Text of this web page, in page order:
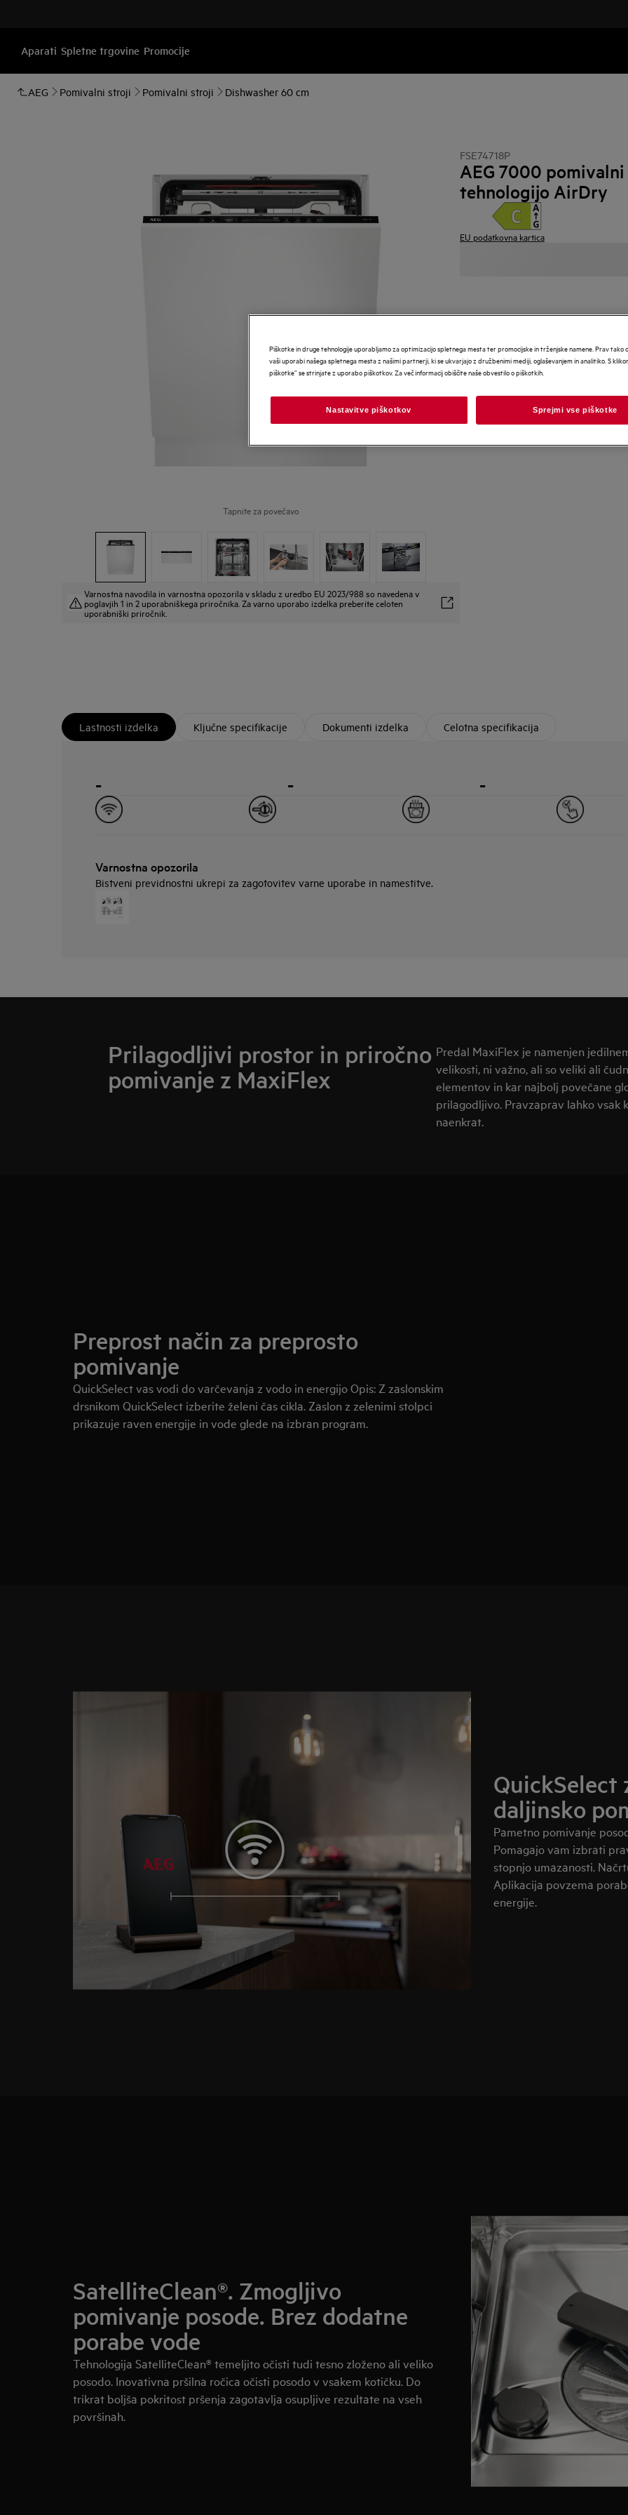
Aparati Spletne trgovine Promocije
AEG Pomivalni stroji Pomivalni stroji Dishwasher 60 cm
Tapnite za povečavo
Varnostna navodila in varnostna opozorila v skladu z uredbo EU 2023/988 so navedena v
poglavjih 1 in 2 uporabniškega priročnika. Za varno uporabo izdelka preberite celoten
uporabniški priročnik.
FSE74718P
AEG 7000
tehnologijo AirDry
EU podatkovna kartica
Lastnosti izdelka Ključne specifikacije Dokumenti izdelka Celotna specifikacija
- - -
Varnostna opozorila
Bistveni previdnostni ukrepi za zagotovitev varne uporabe in namestitve.
Prilagodljivi prostor in priročno
pomivanje z MaxiFlex
Predal MaxiFlex je namenjen
velikosti, ni važno, ali so veliki ali
elementov in kar najbolj povečane
prilagodljivo. Pravzaprav lahko vsak
naenkrat.
Preprost način za preprosto
pomivanje
QuickSelect vas vodi do varčevanja z vodo in energijo Opis: Z zaslonskim
drsnikom QuickSelect izberite želeni čas cikla. Zaslon z zelenimi stolpci
prikazuje raven energije in vode glede na izbran program.
QuickSelect
daljinsko
Pametno pomivanje
Pomagajo vam izbrati
stopnjo umazanosti.
Aplikacija povzema
energije.
SatelliteClean®. Zmogljivo
pomivanje posode. Brez dodatne
porabe vode
Tehnologija SatelliteClean® temeljito očisti tudi tesno zloženo ali veliko
posodo. Inovativna pršilna ročica očisti posodo v vsakem kotičku. Do
trikrat boljša pokritost pršenja zagotavlja osupljive rezultate na vseh
površinah.
Piškotke in druge tehnologije uporabljamo za optimizacijo spletnega mesta ter promocijske in trženjske namene. Prav tako
vaši uporabi našega spletnega mesta z našimi partnerji, ki se ukvarjajo z družbenimi mediji, oglaševanjem in analitiko. S
piškotke” se strinjate z uporabo piškotkov. Za več informacij obiščite naše obvestilo o piškotkih.
Nastavitve piškotkov Sprejmi vse piškotke